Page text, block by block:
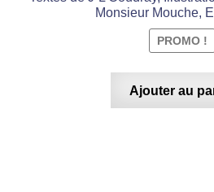
Monsieur Mouche,
PROMO !
Ajouter au